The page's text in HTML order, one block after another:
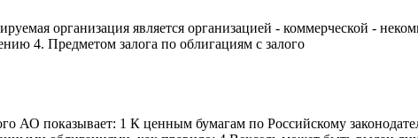
организация является организацией - коммерческой -
4. Предметом залога по облигациям с залого
АО показывает: 1 К ценным бумагам по Российскому